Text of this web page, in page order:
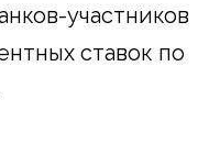
участников
ставок по